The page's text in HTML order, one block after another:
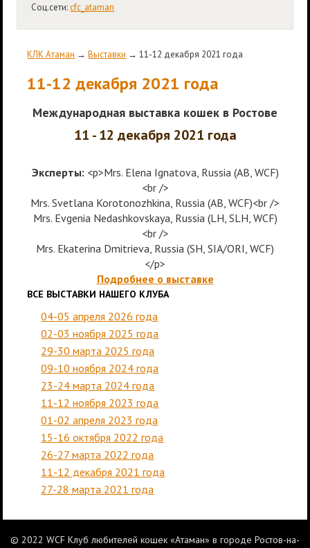
Соц.сети:cfc_ataman
КЛК Атаман →Выставки → 11-12 декабря 2021 года
11-12 декабря 2021 года
Международная выставка кошек в Ростове
11 - 12 декабря 2021 года
Эксперты: <p>Mrs. Elena Ignatova, Russia (AB, WCF)
<br />
Mrs. Svetlana Korotonozhkina, Russia (AB, WCF)<br />
Mrs. Evgenia Nedashkovskaya, Russia (LH, SLH, WCF)
<br />
Mrs. Ekaterina Dmitrieva, Russia (SH, SIA/ORI, WCF)
</p>
Подробнее о выставке
ВСЕ ВЫСТАВКИ НАШЕГО КЛУБА
04-05 апреля 2026 года
02-03 ноября 2025 года
29-30 марта 2025 года
09-10 ноября 2024 года
23-24 марта 2024 года
11-12 ноября 2023 года
01-02 апреля 2023 года
15-16 октября 2022 года
26-27 марта 2022 года
11-12 декабря 2021 года
27-28 марта 2021 года
© 2022 WCF Клуб любителей кошек «Атаман» в городе Ростов-на-